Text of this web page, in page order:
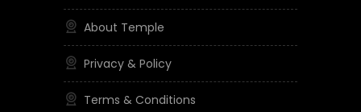
About Temple
Privacy & Policy
Terms & Conditions